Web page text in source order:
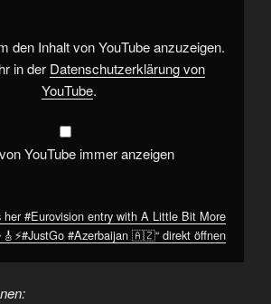
den Inhalt von YouTube anzuzeigen.
in der Datenschutzerklärung von
YouTube.
YouTube immer anzeigen
her #Eurovision entry with A Little Bit More
#Azerbaijan 🇦🇿“ direkt öffnen